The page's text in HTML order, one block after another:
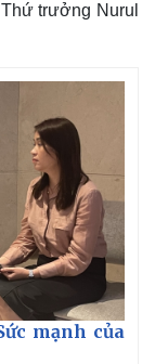
trưởng Nurul
mạnh của